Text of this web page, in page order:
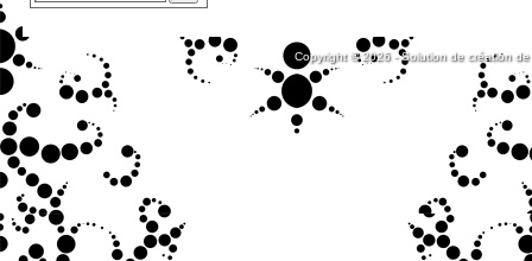
Copyright © 2026 - Solution de création